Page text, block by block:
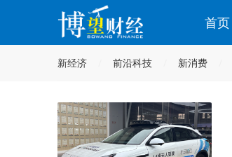
首页
新经济 前沿科技 新消费